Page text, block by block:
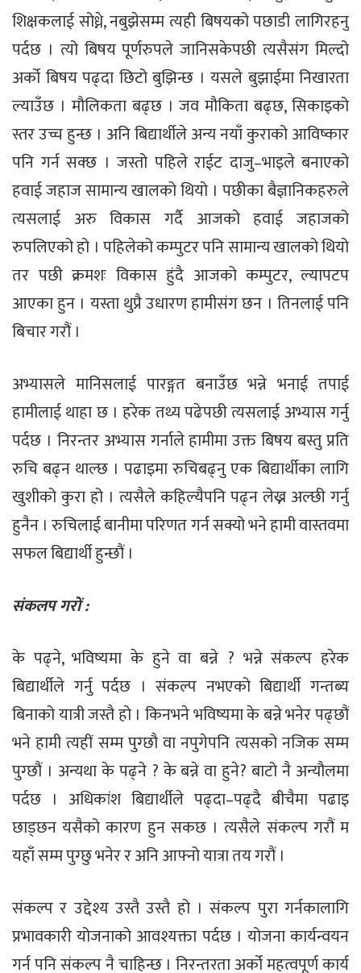
शिक्षकलाई सोध्ने, नबुझेसम्म त्यही बिषयको पछाडी लागिरहनु
पर्दछ । त्यो बिषय पूर्णरुपले जानिसकेपछी त्यसैसंग मिल्दो
अर्को बिषय पढ्दा छिटो बुझिन्छ । यसले बुझाईमा निखारता
ल्याउँछ । मौलिकता बढ्छ । जव मौकिता बढ्छ, सिकाइको
स्तर उच्च हुन्छ । अनि बिद्यार्थीले अन्य नयाँ कुराको आविष्कार
पनि गर्न सक्छ । जस्तो पहिले राईट दाजु–भाइले बनाएको
हवाई जहाज सामान्य खालको थियो । पछीका बैज्ञानिकहरुले
त्यसलाई अरु विकास गर्दै आजको हवाई जहाजको
रुपलिएको हो । पहिलेको कम्पुटर पनि सामान्य खालको थियो
तर पछी क्रमशः विकास हुंदै आजको कम्पुटर, ल्यापटप
आएका हुन । यस्ता थुप्रै उधारण हामीसंग छन । तिनलाई पनि
बिचार गरौं ।
अभ्यासले मानिसलाई पारङ्गत बनाउँछ भन्ने भनाई तपाई
हामीलाई थाहा छ । हरेक तथ्य पढेपछी त्यसलाई अभ्यास गर्नु
पर्दछ । निरन्तर अभ्यास गर्नाले हामीमा उक्त बिषय बस्तु प्रति
रुचि बढ्न थाल्छ । पढाइमा रुचिबढ्नु एक बिद्यार्थीका लागि
खुशीको कुरा हो । त्यसैले कहिल्यैपनि पढ्न लेख्न अल्छी गर्नु
हुनैन । रुचिलाई बानीमा परिणत गर्न सक्यो भने हामी वास्तवमा
सफल बिद्यार्थी हुन्छौं ।
संकलप गरों :
के पढ्ने, भविष्यमा के हुने वा बन्ने ? भन्ने संकल्प हरेक
बिद्यार्थीले गर्नु पर्दछ । संकल्प नभएको बिद्यार्थी गन्तब्य
बिनाको यात्री जस्तै हो । किनभने भविष्यमा के बन्ने भनेर पढ्छौं
भने हामी त्यहीं सम्म पुग्छौ वा नपुगेपनि त्यसको नजिक सम्म
पुग्छौं । अन्यथा के पढ्ने ? के बन्ने वा हुने? बाटो नै अन्यौलमा
पर्दछ । अधिकांश बिद्यार्थीले पढ्दा–पढ्दै बीचैमा पढाइ
छाड्छन यसैको कारण हुन सकछ । त्यसैले संकल्प गरौं म
यहाँ सम्म पुग्छु भनेर र अनि आफ्नो यात्रा तय गरौं ।
संकल्प र उद्देश्य उस्तै उस्तै हो । संकल्प पुरा गर्नकालागि
प्रभावकारी योजनाको आवश्यक्ता पर्दछ । योजना कार्यन्वयन
गर्न पनि संकल्प नै चाहिन्छ । निरन्तरता अर्को महत्वपूर्ण कार्य